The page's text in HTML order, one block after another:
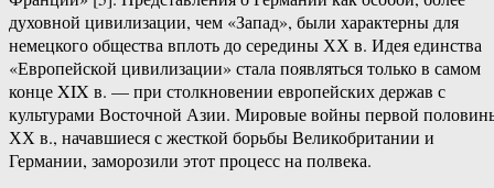
духовной цивилизации, чем «Запад», были характерны для
немецкого общества вплоть до середины ХХ в. Идея единства
«Европейской цивилизации» стала появляться только в самом
конце XIX в. — при столкновении европейских держав с
культурами Восточной Азии. Мировые войны первой
ХХ в., начавшиеся с жесткой борьбы Великобритании и
Германии, заморозили этот процесс на полвека.